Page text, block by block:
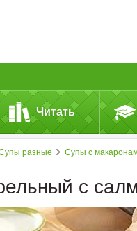
Читать
разные Супы с
с